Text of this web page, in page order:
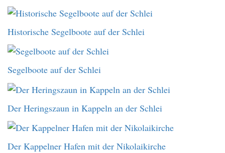
Historische Segelboote auf der Schlei
Segelboote auf der Schlei
Der Heringszaun in Kappeln an der Schlei
Der Kappelner Hafen mit der Nikolaikirche